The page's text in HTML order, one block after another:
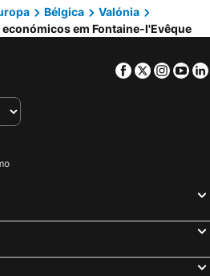
Park Hotel Airport
Hotel Charleroi Business
Bélgica
Valónia
económicos em Fontaine-l'Evêque
Facebook
Twitter